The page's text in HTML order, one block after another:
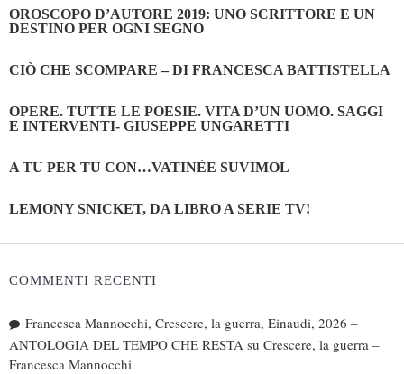
OROSCOPO D’AUTORE 2019: UNO SCRITTORE E UN
DESTINO PER OGNI SEGNO
CIÒ CHE SCOMPARE – DI FRANCESCA BATTISTELLA
OPERE. TUTTE LE POESIE. VITA D’UN UOMO. SAGGI
E INTERVENTI- GIUSEPPE UNGARETTI
A TU PER TU CON…VATINÈE SUVIMOL
LEMONY SNICKET, DA LIBRO A SERIE TV!
COMMENTI RECENTI
Francesca Mannocchi, Crescere, la guerra, Einaudi, 2026 –
ANTOLOGIA DEL TEMPO CHE RESTA su Crescere, la guerra –
Francesca Mannocchi